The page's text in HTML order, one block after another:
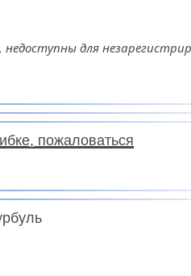
для
пожаловаться